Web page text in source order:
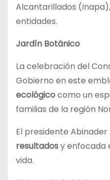
Alcantarillados
entidades.
Jardín Botánico
La celebración del
Gobierno en este
ecológicocomo un
familias de la región
El presidente
resultadosy enfocada
vida.